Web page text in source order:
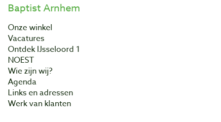
Baptist Arnhem
Onze winkel
Vacatures
Ontdek IJsseloord 1
NOEST
Wie zijn wij?
Agenda
Links en adressen
Werk van klanten